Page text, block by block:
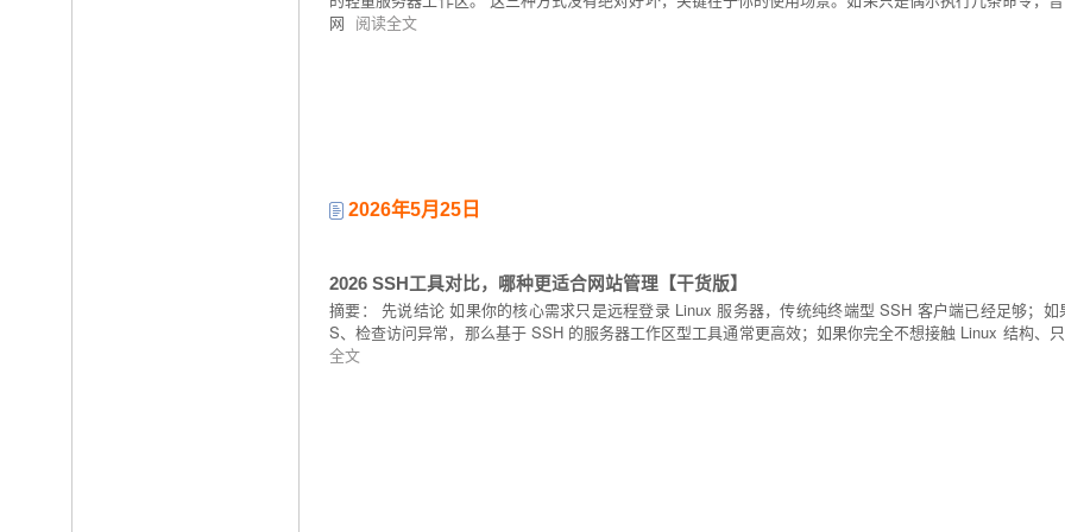
网 阅读全文
2026年5月25日
2026 SSH工具对比，哪种更适合网站管理【干货版】
摘要：先说结论 如果你的核心需求只是远程登录 Linux 服务器，传统纯终端型 SSH 客户端已经足够；
S、检查访问异常，那么基于 SSH 的服务器工作区型工具通常更高效；如果你完全不想接触 Linux 结构、
全文